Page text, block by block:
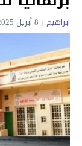
ابراهيم 8 أبريل 2025